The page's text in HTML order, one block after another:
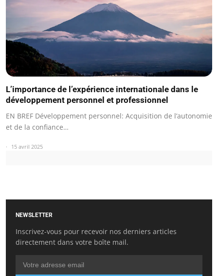
L’importance de l’expérience internationale dans le
développement personnel et professionnel
EN BREF Développement personnel: Acquisition de l’autonomie
et de la confiance…
15 avril 2025
NEWSLETTER
Inscrivez-vous pour recevoir nos derniers articles
directement dans votre boîte mail.